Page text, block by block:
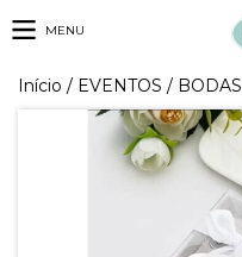
MENU
Início / EVENTOS / BODAS